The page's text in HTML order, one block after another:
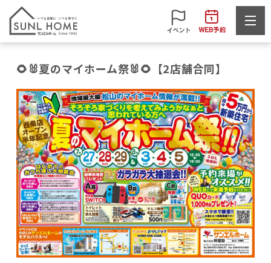
🌻🐰夏のマイホーム祭🐰🌻【2店舗合同】